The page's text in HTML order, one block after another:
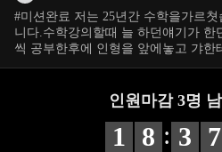
#미션완료 저는 25년간 수학을가르쳣
니다.수학강의할때 늘 하던얘기가 한
씩 공부한후에 인형을 앞에놓고 갸한
업을 바꾸면서 그 방법을사용해봐야
는 생각이 이번강의를 들으며 일깨우
인원마감 3명
1 8 : 3 7